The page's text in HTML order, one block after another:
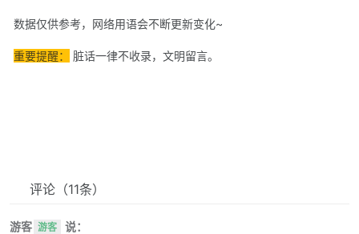
数据仅供参考，网络用语会不断更新变化~
重要提醒： 脏话一律不收录，文明留言。
评论 （11条）
游客 游客 说：